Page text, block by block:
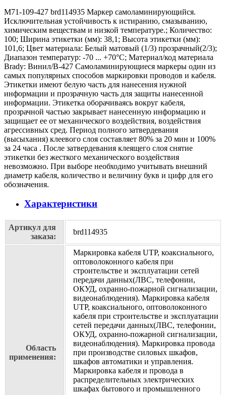
M71-109-427 brd114935 Маркер самоламинирующийся.
Исключительная устойчивость к истиранию, смазыванию,
химическим веществам и низкой температуре.; Количество:
100; Ширина этикетки (мм): 38,1; Высота этикетки (мм):
101,6; Цвет материала: Белый матовый (1/3) прозрачный(2/3);
Диапазон температур: -70 ... +70°С; Материал/код материала
Brady: Винил/В-427 Самоламинирующиеся маркеры один из
самых популярных способов маркировки проводов и кабеля.
Этикетки имеют белую часть для нанесения нужной
информации и прозрачную часть для защиты нанесенной
информации. Этикетка оборачиваясь вокруг кабеля,
прозрачной частью закрывает нанесенную информацию и
защищает ее от механического воздействия, воздействия
агрессивных сред. Период полного затвердевания
(высыхания) клеевого слоя составляет 80% за 20 мин и 100%
за 24 часа . После затвердевания клеящего слоя снятие
этикетки без жесткого механического воздействия
невозможно. При выборе необходимо учитывать внешний
диаметр кабеля, количество и величину букв и цифр для его
обозначения.
Характеристики
Артикул для
заказа:
brd114935
Область
применения:
Маркировка кабеля UTP, коаксиального,
оптоволоконного кабеля при
строительстве и эксплуатации сетей
передачи данных(ЛВС, телефонии,
ОКУД, охранно-пожарной сигнализации,
видеонаблюдения). Маркировка кабеля
UTP, коаксиального, оптоволоконного
кабеля при строительстве и эксплуатации
сетей передачи данных(ЛВС, телефонии,
ОКУД, охранно-пожарной сигнализации,
видеонаблюдения). Маркировка провода
при производстве силовых шкафов,
шкафов автоматики и управления.
Маркировка кабеля и провода в
распределительных электрических
шкафах бытового и промышленного